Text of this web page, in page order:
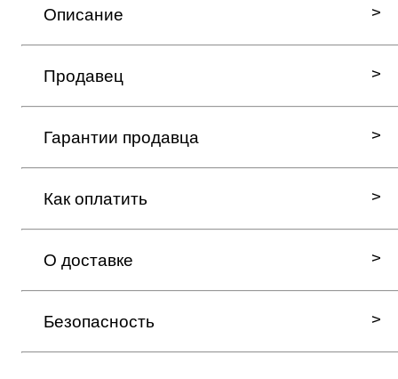
Описание
Продавец
Гарантии продавца
Как оплатить
О доставке
Безопасность